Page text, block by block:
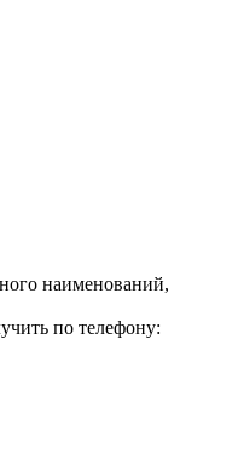
наименований,
по телефону: